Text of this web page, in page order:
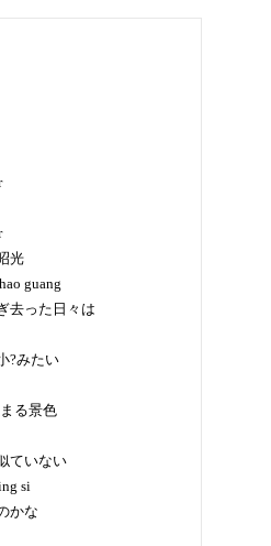
光
guang
去った日々は
?みたい
る景色
ていない
si
かな